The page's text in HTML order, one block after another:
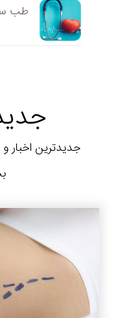
طب
جدیدترین اخبار